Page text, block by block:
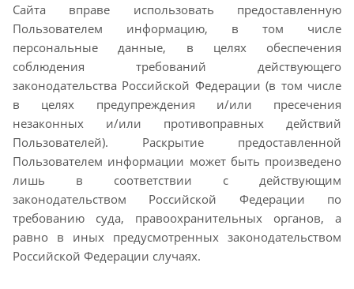
Сайта вправе использовать предоставленную
Пользователем информацию, в том числе
персональные данные, в целях обеспечения
соблюдения требований действующего
законодательства Российской Федерации (в том числе
в целях предупреждения и/или пресечения
незаконных и/или противоправных действий
Пользователей). Раскрытие предоставленной
Пользователем информации может быть произведено
лишь в соответствии с действующим
законодательством Российской Федерации по
требованию суда, правоохранительных органов, а
равно в иных предусмотренных законодательством
Российской Федерации случаях.